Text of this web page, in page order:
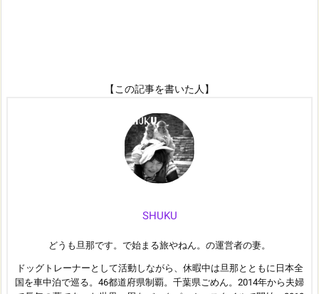
【この記事を書いた人】
SHUKU
どうも旦那です。で始まる旅やねん。の運営者の妻。
ドッグトレーナーとして活動しながら、休暇中は旦那とともに日本全
国を車中泊で巡る。46都道府県制覇。千葉県ごめん。2014年から夫婦